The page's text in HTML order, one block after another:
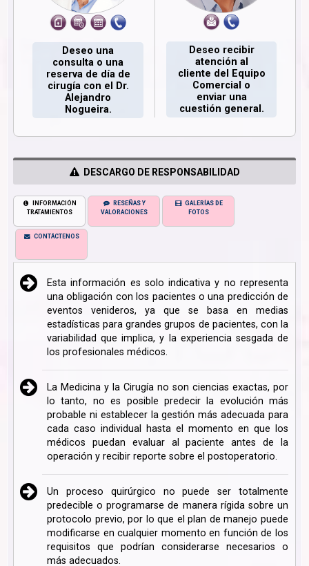
Deseo una
consulta o una
reserva de día de
cirugía con el Dr.
Alejandro
Nogueira.
Deseo recibir
atención al
cliente del Equipo
Comercial o
enviar una
cuestión general.
DESCARGO DE RESPONSABILIDAD
INFORMACIÓN
TRATAMIENTOS
RESEÑAS Y
VALORACIONES
GALERÍAS DE
FOTOS
CONTÁCTENOS
Esta información es solo indicativa y no representa
una obligación con los pacientes o una predicción de
eventos venideros, ya que se basa en medias
estadísticas para grandes grupos de pacientes, con la
variabilidad que implica, y la experiencia sesgada de
los profesionales médicos.
La Medicina y la Cirugía no son ciencias exactas, por
lo tanto, no es posible predecir la evolución más
probable ni establecer la gestión más adecuada para
cada caso individual hasta el momento en que los
médicos puedan evaluar al paciente antes de la
operación y recibir reporte sobre el postoperatorio.
Un proceso quirúrgico no puede ser totalmente
predecible o programarse de manera rígida sobre un
protocolo previo, por lo que el plan de manejo puede
modificarse en cualquier momento en función de los
requisitos que podrían considerarse necesarios o
más adecuados.